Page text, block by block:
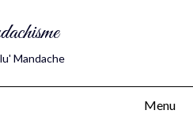
Mandache
Menu